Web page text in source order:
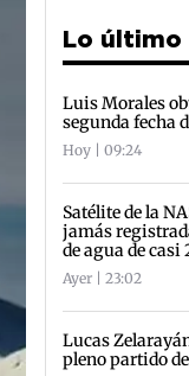
Lo último
Luis Morales
segunda fecha
Hoy | 09:24
Satélite de la
jamás
de agua de casi
Ayer | 23:02
Lucas
pleno partido